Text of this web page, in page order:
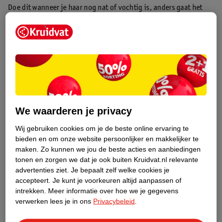
Doe dit wanneer je haar nog nat of vochtig is, anders gaat het
kam waarbij de tanden ver uit elkaar staan of koop een afrokam.
Als je een haarborstel voor je kroeshaar wilt gebruiken, ga je
voor een detangler of gebogen haarborstel.
Hier ontdek je meer
over welke haarborstel je nodig hebt voor jouw krullen.
Kroeshaar valt onderkrultype 4 . Voorzichtig zijn en intensief
hydrateren, dat zijn de basisregels voor (droog) kroeshaar.
“Voorzichtig zijn en intensief hydrateren, dat zijn
de basisregels voor (droog) kroeshaar.“
We waarderen je privacy
Wij gebruiken cookies om je de beste online ervaring te
bieden en om onze website persoonlijker en makkelijker te
maken. Zo kunnen we jou de beste acties en aanbiedingen
tonen en zorgen we dat je ook buiten Kruidvat.nl relevante
advertenties ziet. Je bepaalt zelf welke cookies je
accepteert. Je kunt je voorkeuren altijd aanpassen of
intrekken.
Meer informatie over hoe we je gegevens
verwerken lees je in ons Privacybeleid